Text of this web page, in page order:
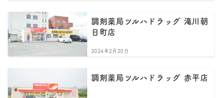
調剤薬局ツルハドラッグ 滝川朝
日町店
2024年2月20日
調剤薬局ツルハドラッグ 赤平店